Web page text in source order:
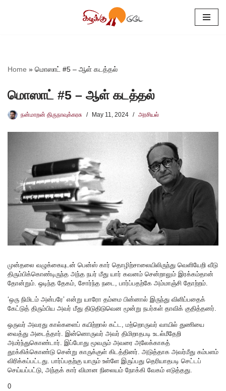
Home » மொஸாட் #5 – ஆள் கடத்தல்
மொஸாட் #5 – ஆள் கடத்தல்
நன்மாறன் திருநாவுக்கரசு May 11, 2024 அரசியல்
முன்தலை வழுக்கையுடன் பென்ஸ் கார் தொழிற்சாலையிலிருந்து வெளியேறி வீடு
திரும்பிக்கொண்டிருந்த அந்த நபர் மீது யார் கவனம் சென்றாலும் இரக்கம்தான்
தோன்றும். ஒடிந்த தேகம், சோர்ந்த நடை, பார்ப்பதற்கே அம்மாஞ்சி தோற்றம்.
‘ஒரு நிமிடம் அன்பரே’ என்று யாரோ தம்மை பின்னால் இருந்து விளிப்பதைக்
கேட்டுத் திரும்பிய அவர் மீது திடுதிடுவென மூன்று நபர்கள் தாவிக் குதித்தனர்.
ஒருவர் அவரது கால்களைப் கயிற்றால் கட்ட, மற்றொருவர் வாயில் துணியை
வைத்து அடைத்தார். இன்னொருவர் அவர் திமிறாதபடி உடல்மீதேறி
அமர்ந்துகொண்டார். இப்போது மூவரும் அவரை அலேக்காகத்
தூக்கிக்கொண்டு சென்று காருக்குள் கிடத்தினர். அடுத்தாக அவர்மீது கம்பளம்
விரிக்கப்பட்டது. பார்ப்பதற்கு யாரும் உள்ளே இருப்பது தெரியாதபடி செட்டப்
செய்யப்பட்டு, அந்தக் கார் விமான நிலையம் நோக்கி வேகம் எடுத்தது.
0